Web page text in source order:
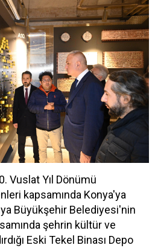
Vuslat Yıl Dönümü
kapsamında Konya'ya
Büyükşehir Belediyesi'nin
şehrin kültür ve
Eski Tekel Binası Depo